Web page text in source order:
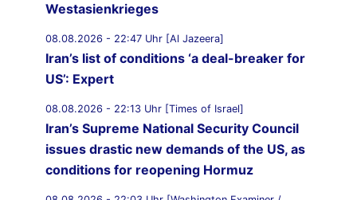
Westasienkrieges
08.08.2026 - 22:47 Uhr [Al Jazeera]
Iran’s list of conditions ‘a deal-breaker for
US’: Expert
08.08.2026 - 22:13 Uhr [Times of Israel]
Iran’s Supreme National Security Council
issues drastic new demands of the US, as
conditions for reopening Hormuz